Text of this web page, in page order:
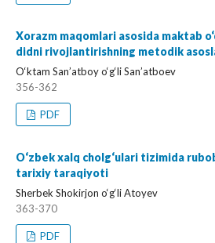
Xorazm maqomlari asosida maktab
didni rivojlantirishning metodik
O‘ktam San’atboy o‘g‘li San’atboev
356-362
PDF
O‘zbek xalq cholg‘ulari tizimida
tarixiy taraqiyoti
Sherbek Shokirjon o‘g‘li Atoyev
363-370
PDF